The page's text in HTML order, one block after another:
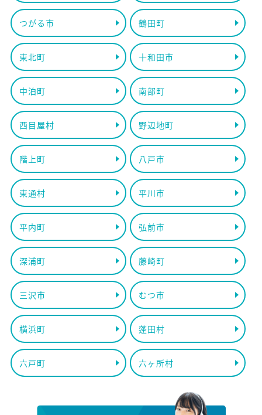
つがる市 鶴田町
東北町 十和田市
中泊町 南部町
西目屋村 野辺地町
階上町 八戸市
東通村 平川市
平内町 弘前市
深浦町 藤崎町
三沢市 むつ市
横浜町 蓬田村
六戸町 六ヶ所村